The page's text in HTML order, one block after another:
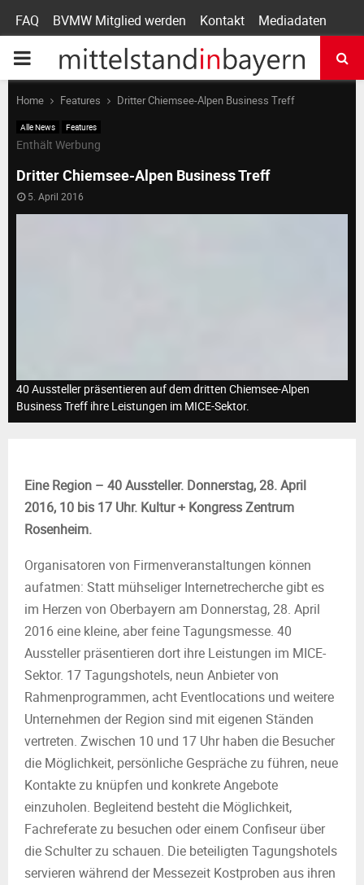
FAQ BVMW Mitglied werden Kontakt Mediadaten
P
R
I
M
E
U
Home Features Dritter Chiemsee-Alpen Business Treff
Alle News Features
Enthält Werbung
Dritter Chiemsee-Alpen Business Treff
5. April 2016
40 Aussteller präsentieren auf dem dritten Chiemsee-Alpen
Business Treff ihre Leistungen im MICE-Sektor.
Eine Region – 40 Aussteller. Donnerstag, 28. April
2016, 10 bis 17 Uhr. Kultur + Kongress Zentrum
Rosenheim.
Organisatoren von Firmenveranstaltungen können
aufatmen: Statt mühseliger Internetrecherche gibt es
im Herzen von Oberbayern am Donnerstag, 28. April
2016 eine kleine, aber feine Tagungsmesse. 40
Aussteller präsentieren dort ihre Leistungen im MICE-
Sektor. 17 Tagungshotels, neun Anbieter von
Rahmenprogrammen, acht Eventlocations und weitere
Unternehmen der Region sind mit eigenen Ständen
vertreten. Zwischen 10 und 17 Uhr haben die Besucher
die Möglichkeit, persönliche Gespräche zu führen, neue
Kontakte zu knüpfen und konkrete Angebote
einzuholen. Begleitend besteht die Möglichkeit,
Fachreferate zu besuchen oder einem Confiseur über
die Schulter zu schauen. Die beteiligten Tagungshotels
servieren während der Messezeit Kostproben aus ihren